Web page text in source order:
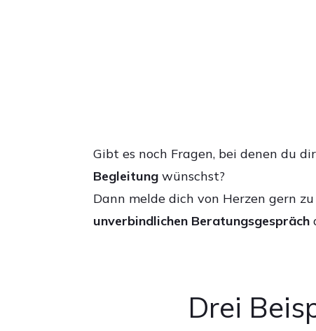
Gibt es noch Fragen, bei denen du dir
Begleitung wünschst?
Dann melde dich von Herzen gern
unverbindlichen Beratungsgespräch
Drei